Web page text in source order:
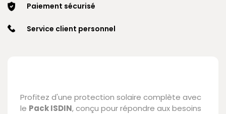
Paiement sécurisé
Service client personnel
Profitez d'une protection solaire complète avec
le Pack ISDIN, conçu pour répondre aux besoins